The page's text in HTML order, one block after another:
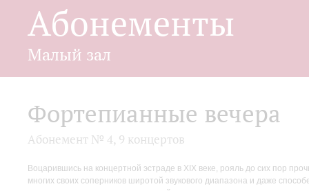
Абонементы
Малый зал
Фортепианные вечера
Абонемент № 4, 9 концертов
Воцарившись на концертной эстраде в XIX веке, рояль до сих пор
многих своих соперников широтой звукового диапазона и даже